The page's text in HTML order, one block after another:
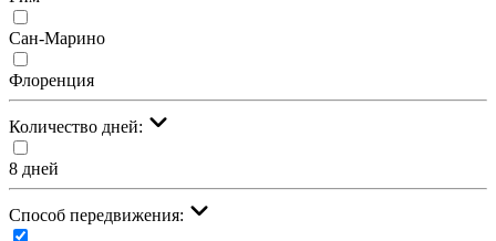
Сан-Марино
Флоренция
Количество дней:
8 дней
Cпособ передвижения: